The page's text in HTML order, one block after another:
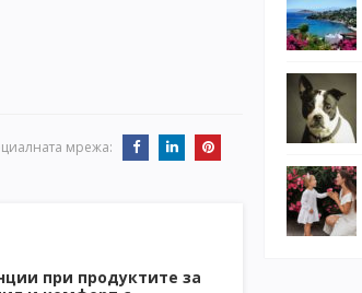
мрежа:
при продуктите за